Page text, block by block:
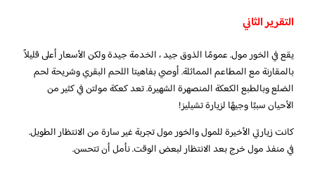
التقرير الثاني
يقع في الخور مول. عمومًا الذوق جيد ، الخدمة جيدة ولكن الأسعار أعلى قليلاً
بالمقارنة مع المطاعم المماثلة. أوصي بفاهيتا اللحم البقري وشريحة لحم
الضلع وبالطبع الكعكة المنصهرة الشهيرة. تعد كعكة مولتن في كثير من
الأحيان سببًا وجيهًا لزيارة تشيليز!
كانت زيارتي الأخيرة للمول والخور مول تجربة غير سارة من الانتظار الطويل.
في منفذ مول خرج بعد الانتظار لبعض الوقت. نأمل أن تتحسن.